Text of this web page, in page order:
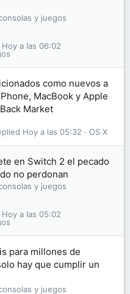
y juegos
Hoy a las 06:02
como nuevos a
MacBook y Apple
Market
OS X
Hoy a las 05:32
en Switch 2 el pecado
no perdonan
y juegos
Hoy a las 05:02
para millones de
hay que cumplir un
y juegos